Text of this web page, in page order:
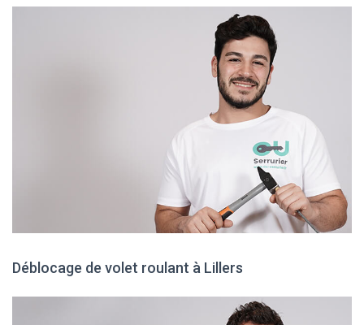
Déblocage de volet roulant à Lillers